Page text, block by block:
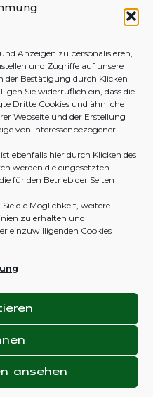
Anzeigen zu personalisieren,
und Zugriffe auf unsere
der Bestätigung durch Klicken
Sie widerruflich ein, dass die
Dritte Cookies und ähnliche
Webseite und der Erstellung
von interessenbezogener
ebenfalls hier durch Klicken des
werden die eingesetzten
für den Betrieb der Seiten
Sie die Möglichkeit, weitere
zu erhalten und
einzuwilligenden Cookies
ansehen
DJIVE NATURALS
Green The Globe
Zertifikate
Haftungsausschluss
Streitschlichtung
ZAHLUNGS-
METHODEN